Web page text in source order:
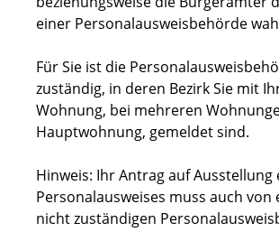
einer Personalausweisbehörde
Für Sie ist die
zuständig, in deren Bezirk Sie mit
Wohnung, bei mehreren
Hauptwohnung, gemeldet sind.
Hinweis: Ihr Antrag auf Ausstellung
Personalausweises muss auch
nicht zuständigen